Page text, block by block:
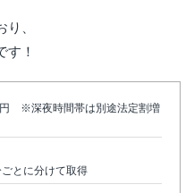
、
す！
※深夜時間帯は別途法定割増
とに分けて取得